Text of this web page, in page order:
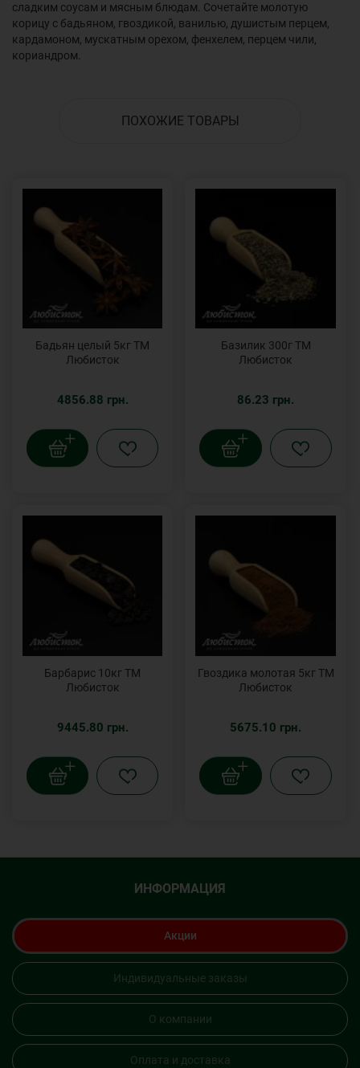
сладким соусам и мясным блюдам. Сочетайте молотую
корицу с бадьяном, гвоздикой, ванилью, душистым перцем,
кардамоном, мускатным орехом, фенхелем, перцем чили,
кориандром.
ПОХОЖИЕ ТОВАРЫ
Бадьян целый 5кг ТМ
Любисток
4856.88 грн.
Базилик 300г ТМ
Любисток
86.23 грн.
Барбарис 10кг ТМ
Любисток
9445.80 грн.
Гвоздика молотая 5кг ТМ
Любисток
5675.10 грн.
ИНФОРМАЦИЯ
Акции
Индивидуальные заказы
О компании
Оплата и доставка